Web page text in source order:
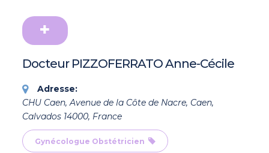
Docteur PIZZOFERRATO Anne-Cécile
Adresse:
CHU Caen, Avenue de la Côte de Nacre, Caen,
Calvados 14000, France
Gynécologue Obstétricien